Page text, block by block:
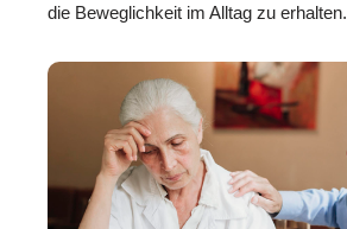
die Beweglichkeit im Alltag zu erhalten.